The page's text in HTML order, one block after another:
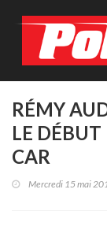
RÉMY
LE
CAR
Mercredi 15 mai